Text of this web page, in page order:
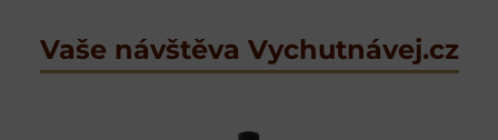
Vaše návštěva Vychutnávej.cz